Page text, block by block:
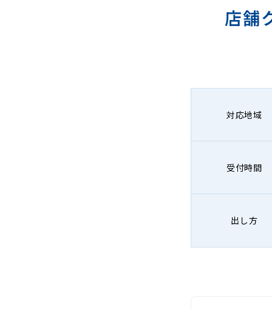
店舗
対応地域
受付時間
出し方